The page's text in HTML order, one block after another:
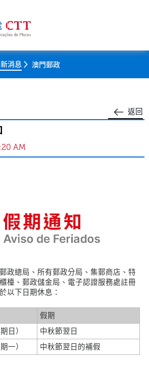
消息 澳門郵政
返回
AM
政總局、所有郵政分局、集郵商店、特
檯、郵政儲金局、電子認證服務處註冊
以下日期休息：
假期
日）
中秋節翌日
一）
中秋節翌日的補假